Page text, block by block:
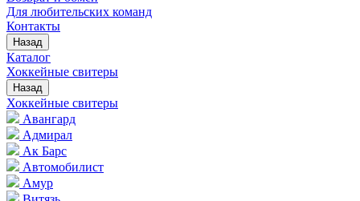
Для любительских команд
Контакты
Назад
Каталог
Хоккейные свитеры
Назад
Хоккейные свитеры
Авангард
Адмирал
Ак Барс
Автомобилист
Амур